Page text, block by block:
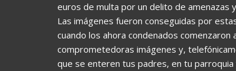
euros de multa por un delito de amenazas
Las imágenes fueron conseguidas por
cuando los ahora condenados
comprometedoras imágenes y,
que se enteren tus padres, en tu